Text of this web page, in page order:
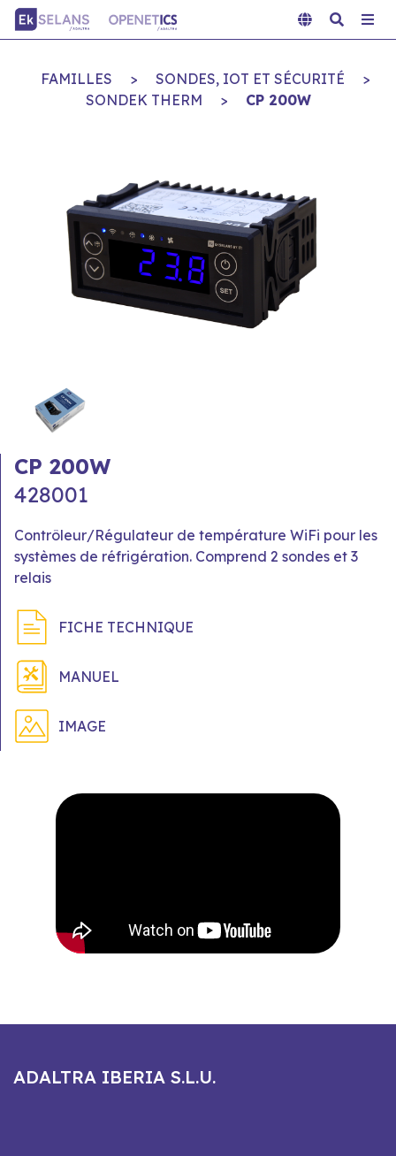
FAMILLES > SONDES, IOT ET SÉCURITÉ
>
SONDEK THERM
> CP 200W
CP 200W
428001
Contrôleur/Régulateur de température WiFi pour les
systèmes de réfrigération. Comprend 2 sondes et 3
relais
FICHE TECHNIQUE
MANUEL
IMAGE
ADALTRA IBERIA S.L.U.